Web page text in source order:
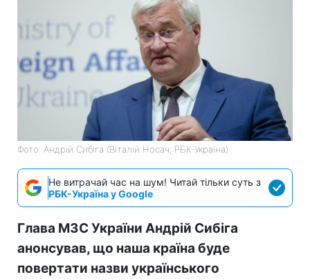
Фото: Андрій Сибіга (Віталій Носач, РБК-Україна)
Не витрачай час на шум! Читай тільки суть з
РБК-Україна у Google
Глава МЗС України Андрій Сибіга
анонсував, що наша країна буде
повертати назви українського